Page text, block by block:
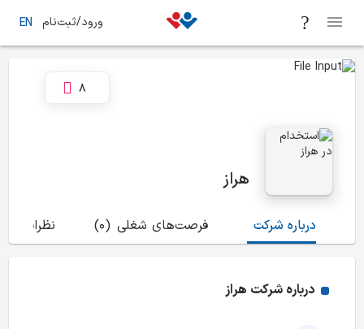
ورود/ثبت‌نام EN
هراز
8
درباره شرکت (0) فرصت‌های شغلی نظرات
درباره شرکت هراز